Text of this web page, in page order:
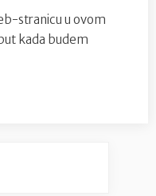
stranicu u ovom
kada budem